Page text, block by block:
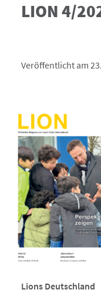
LION 4/
Veröffentlicht am
Lions Deutschland